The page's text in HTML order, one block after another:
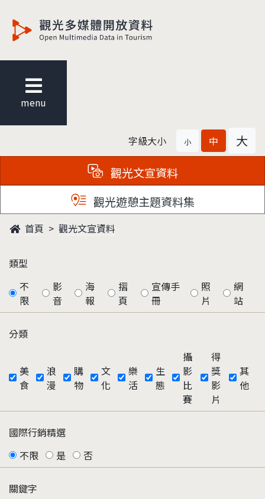
menu
字級大小 小 中 大
觀光文宣資料
觀光遊憩主題資料集
首頁 觀光文宣資料
類型
不
限
影
音
海
報
摺
頁
宣傳手
冊
照
片
網
站
分類
美
食
浪
漫
購
物
文
化
樂
活
生
態
攝
影
比
賽
得
獎
影
片
其
他
國際行銷精選
不限
是 否
關鍵字